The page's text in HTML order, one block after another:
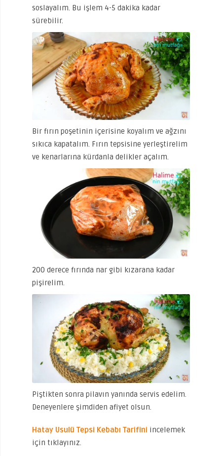
soslayalım. Bu işlem 4-5 dakika kadar
sürebilir.
Bir fırın poşetinin içerisine koyalım ve ağzını
sıkıca kapatalım. Fırın tepsisine yerleştirelim
ve kenarlarına kürdanla delikler açalım.
200 derece fırında nar gibi kızarana kadar
pişirelim.
Piştikten sonra pilavın yanında servis edelim.
Deneyenlere şimdiden afiyet olsun.
Hatay Usulü Tepsi Kebabı Tarifini incelemek
için tıklayınız.